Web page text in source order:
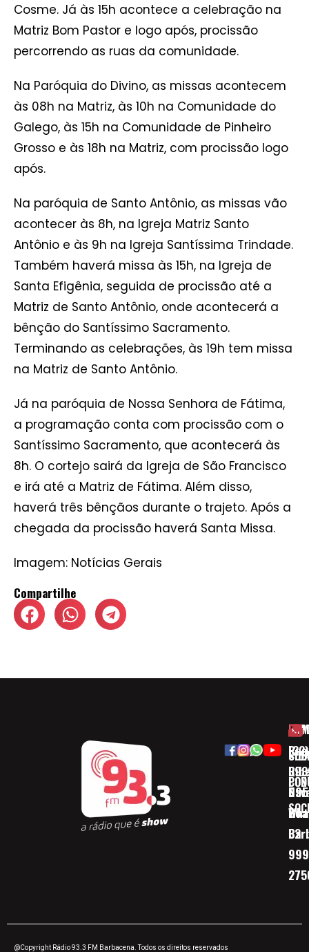
Cosme. Já às 15h acontece a celebração na
Matriz Bom Pastor e logo após, procissão
percorrendo as ruas da comunidade.
Na Paróquia do Divino, as missas acontecem
às 08h na Matriz, às 10h na Comunidade do
Galego, às 15h na Comunidade de Pinheiro
Grosso e às 18h na Matriz, com procissão logo
após.
Na paróquia de Santo Antônio, as missas vão
acontecer às 8h, na Igreja Matriz Santo
Antônio e às 9h na Igreja Santíssima Trindade.
Também haverá missa às 15h, na Igreja de
Santa Efigênia, seguida de procissão até a
Matriz de Santo Antônio, onde acontecerá a
bênção do Santíssimo Sacramento.
Terminando as celebrações, às 19h tem missa
na Matriz de Santo Antônio.
Já na paróquia de Nossa Senhora de Fátima,
a programação conta com procissão com o
Santíssimo Sacramento, que acontecerá às
8h. O cortejo sairá da Igreja de São Francisco
e irá até a Matriz de Fátima. Além disso,
haverá três bênçãos durante o trajeto. Após a
chegada da procissão haverá Santa Missa.
Imagem: Notícias Gerais
Compartilhe
(32)
32
@Copyright Rádio 93.3 FM Barbacena. Todos os direitos reservados